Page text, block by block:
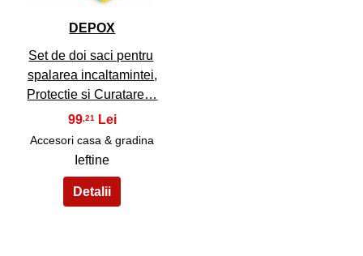
DEPOX
Set de doi saci pentru
spalarea incaltamintei,
Protectie si Curatare…
99,21
Accesori casa & gradina
Ieftine